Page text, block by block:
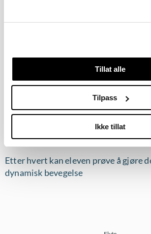
Tillat alle
Tilpass
Ikke tillat
Etter hvert kan eleven prøve å gjøre
dynamisk bevegelse